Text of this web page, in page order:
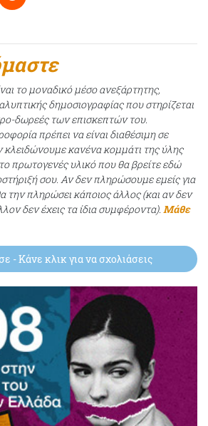
το μοναδικό μέσο ανεξάρτητης,
δημοσιογραφίας που στηρίζεται
δωρεές των επισκεπτών του.
πρέπει να είναι διαθέσιμη σε
κλειδώνουμε κανένα κομμάτι της ύλης
πρωτογενές υλικό που θα βρείτε εδώ
σου. Αν δεν πληρώσουμε εμείς για
την πληρώσει κάποιος άλλος (και αν δεν
δεν έχεις τα ίδια συμφέροντα). Μάθε
- Κάνε κλικ για να σχολιάσεις